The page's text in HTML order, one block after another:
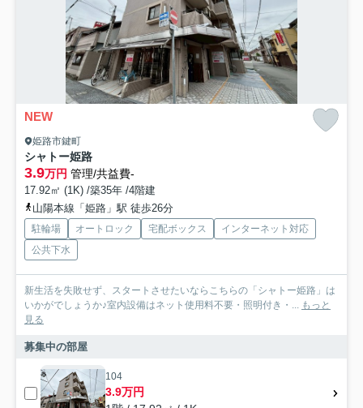
NEW
姫路市鍵町
シャトー姫路
3.9万円 管理/共益費-
17.92㎡ (1K) /築35年 /4階建
山陽本線「姫路」駅 徒歩26分
駐輪場 オートロック 宅配ボックス
インターネット対応
公共下水
新生活を失敗せず、スタートさせたいならこちらの「シャトー姫路」は
いかがでしょうか♪室内設備はネット使用料不要・照明付き・... もっと
見る
募集中の部屋
104
3.9万円